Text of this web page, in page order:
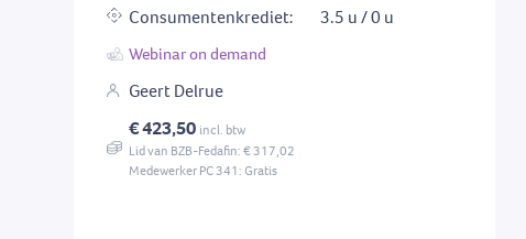
Consumentenkrediet:
3.5 u / 0 u
Webinar on demand
Geert Delrue
€ 423,50 incl. btw
Lid van BZB-Fedafin: € 317,02
Medewerker PC 341: Gratis